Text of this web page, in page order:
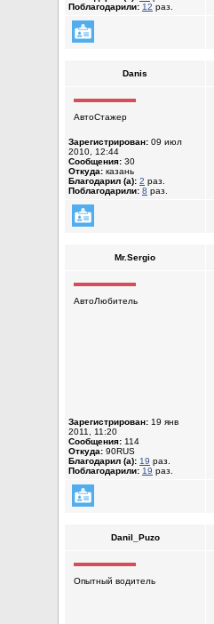
Поблагодарили: 12 раз.
Danis
АвтоСтажер
Зарегистрирован: 09 июл
2010, 12:44
Сообщения: 30
Откуда: казань
Благодарил (а): 2 раз.
Поблагодарили: 8 раз.
Mr.Sergio
АвтоЛюбитель
Зарегистрирован: 19 янв
2011, 11:20
Сообщения: 114
Откуда: 90RUS
Благодарил (а): 19 раз.
Поблагодарили: 19 раз.
Danil_Puzo
Опытный водитель